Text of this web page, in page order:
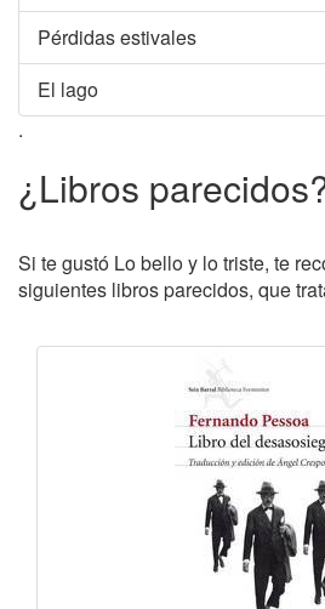
Pérdidas estivales
El lago
.
¿Libros
Si te gustó Lo bello y lo triste, te
siguientes libros parecidos, que